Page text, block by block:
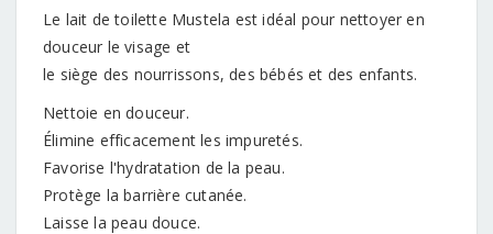
Le lait de toilette Mustela est idéal pour nettoyer en
douceur le visage et
le siège des nourrissons, des bébés et des enfants.
Nettoie en douceur.
Élimine efficacement les impuretés.
Favorise l'hydratation de la peau.
Protège la barrière cutanée.
Laisse la peau douce.